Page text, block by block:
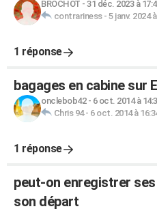
BROCHOT - 31 déc. 2023 à
contrariness- 5 janv. 2024
1 réponse
bagages en cabine sur
onclebob42- 6 oct. 2014 à
Chris 94- 6 oct. 2014 à
1 réponse
peut-on enregistrer
son départ